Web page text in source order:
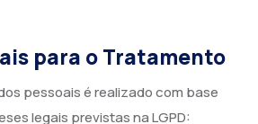
para o Tratamento
pessoais é realizado com base
legais previstas na LGPD: